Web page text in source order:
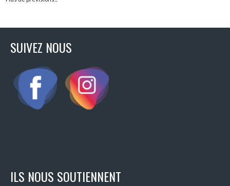
SUIVEZ NOUS
ILS NOUS SOUTIENNENT